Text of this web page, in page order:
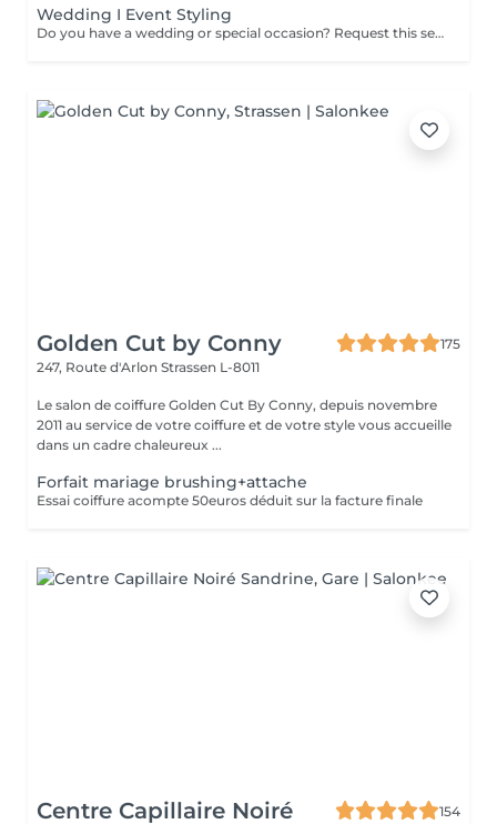
Wedding I Event Styling
Do you have a wedding or special occasion? Request this service by email and include photos of your current hair and desired look
Golden Cut by Conny
175
247, Route d'Arlon Strassen L-8011
Le salon de coiffure Golden Cut By Conny, depuis novembre
2011 au service de votre coiffure et de votre style vous accueille
dans un cadre chaleureux ...
Forfait mariage brushing+attache
Essai coiffure acompte 50euros déduit sur la facture finale
Centre Capillaire Noiré
154